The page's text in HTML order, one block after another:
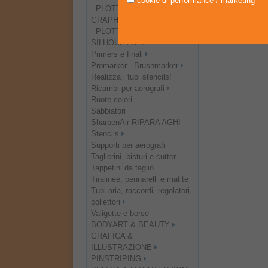
PLOTTER DA TAGLIO
GRAPHTEC
PLOTTER DA TAGLIO
SILHOUETTE
Primers e finali
Promarker - Brushmarker
Realizza i tuoi stencils!
Ricambi per aerografi
Ruote colori
Sabbiatori
SharpenAir RIPARA AGHI
Stencils
Supporti per aerografi
Taglierini, bisturi e cutter
Tappetini da taglio
Tiralinee, pennarelli e matite
Tubi aria, raccordi, regolatori,
collettori
Valigette e borse
BODYART & BEAUTY
GRAFICA &
ILLUSTRAZIONE
PINSTRIPING